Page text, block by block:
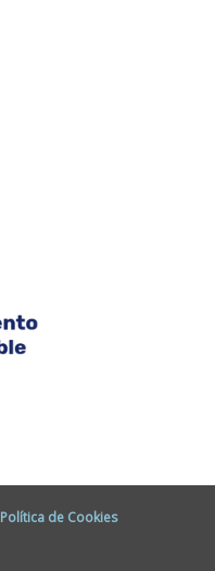
Política de Cookies